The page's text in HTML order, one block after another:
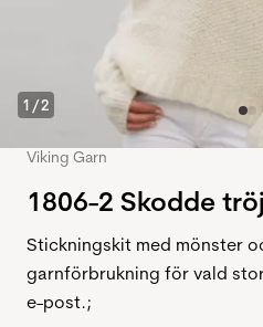
1 /2
Viking Garn
1806-2 Skodde
Stickningskit med mönster
garnförbrukning för vald
e-post.;